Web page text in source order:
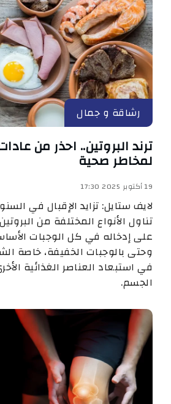
رشاقة و جمال
ترند البروتين.. احذر من
لمخاطر صحية
19 أكتوبر 2025 17:30
لايف ستايل: تزايد الإقبال في
تناول الأنواع المختلفة من
على إدخاله في كل الوجبات
وحتى بالوجبات الخفيفة، خاصة
في استبعاد العناصر الغذائية
الجسم.